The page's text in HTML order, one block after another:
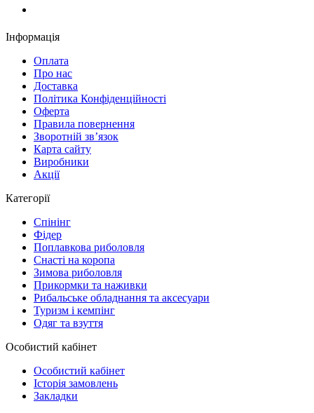
Інформація
Оплата
Про нас
Доставка
Політика Конфіденційності
Оферта
Правила повернення
Зворотній зв’язок
Карта сайту
Виробники
Акції
Категорії
Спінінг
Фідер
Поплавкова риболовля
Снасті на коропа
Зимова риболовля
Прикормки та наживки
Рибальське обладнання та аксесуари
Туризм і кемпінг
Одяг та взуття
Особистий кабінет
Особистий кабінет
Історія замовлень
Закладки